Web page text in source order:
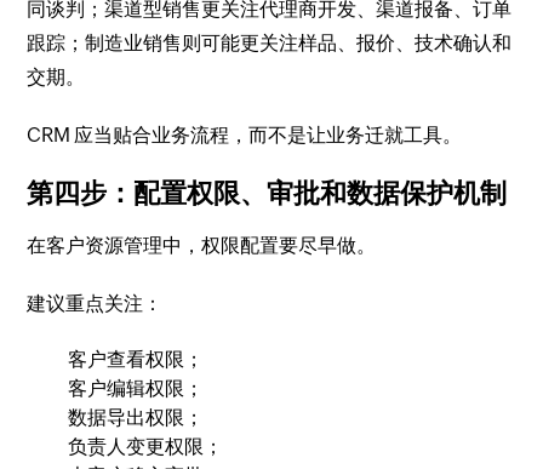
同谈判；渠道型销售更关注代理商开发、渠道报备、订单
跟踪；制造业销售则可能更关注样品、报价、技术确认和
交期。
CRM 应当贴合业务流程，而不是让业务迁就工具。
第四步：配置权限、审批和数据保护机制
在客户资源管理中，权限配置要尽早做。
建议重点关注：
客户查看权限；
客户编辑权限；
数据导出权限；
负责人变更权限；